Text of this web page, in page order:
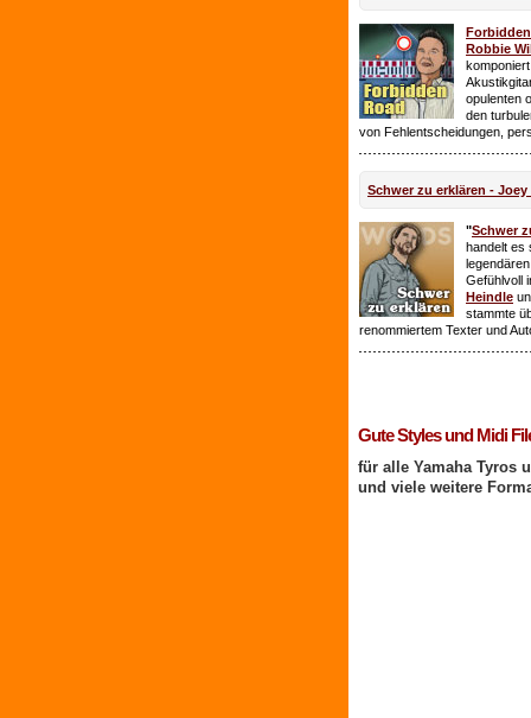
Robbie
opulenten
den
von Fehlentscheidungen,
Schwer zu erklären - Joey
"Schwer
handelt es
Gefühlvoll
Heindle
stammte
renommiertem Texter und
Gute Styles und Midi
für alle Yamaha Tyros
und viele weitere